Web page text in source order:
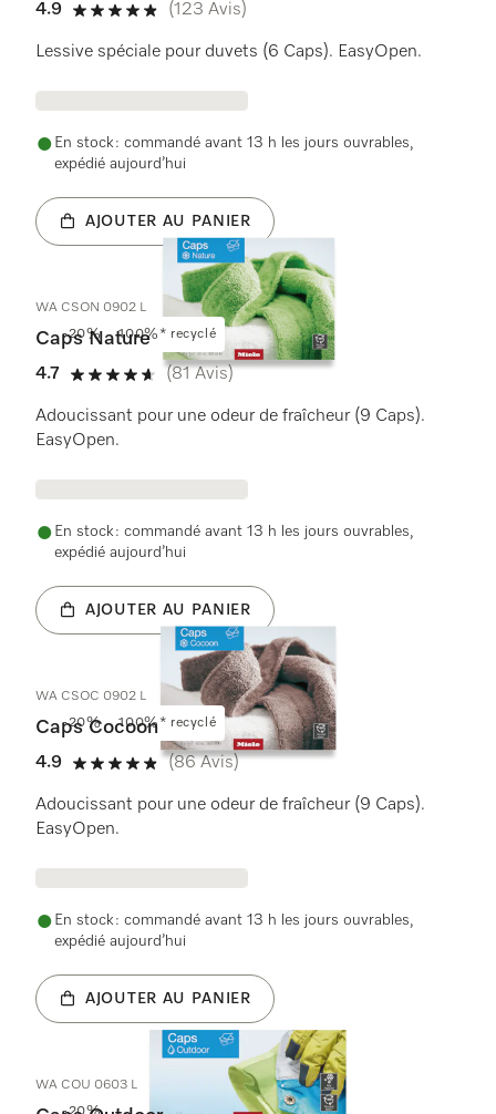
4.9
4.9 étoiles sur 5
(123 Avis)
Lessive spéciale pour duvets (6 Caps). EasyOpen.
En stock : commandé avant 13 h les jours ouvrables,
expédié aujourd’hui
AJOUTER AU PANIER
-20% 100%* recyclé
WA CSON 0902 L
Caps Nature
4.7
4.7 étoiles sur 5
(81 Avis)
Adoucissant pour une odeur de fraîcheur (9 Caps).
EasyOpen.
En stock : commandé avant 13 h les jours ouvrables,
expédié aujourd’hui
AJOUTER AU PANIER
-20% 100%* recyclé
WA CSOC 0902 L
Caps Cocoon
4.9
4.9 étoiles sur 5
(86 Avis)
Adoucissant pour une odeur de fraîcheur (9 Caps).
EasyOpen.
En stock : commandé avant 13 h les jours ouvrables,
expédié aujourd’hui
AJOUTER AU PANIER
WA COU 0603 L